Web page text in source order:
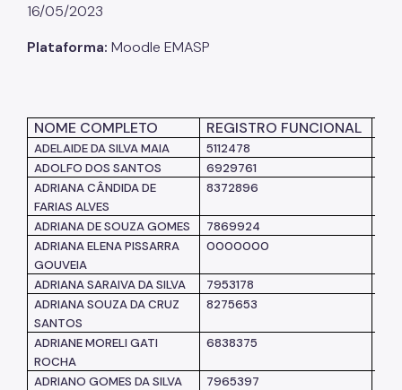
Dicas e Orientações
Solicitação de Turmas
Notícias
Colegiado das Escolas de Governo
16/05/2023
Plataforma: Moodle EMASP
NOME COMPLETO REGISTRO FUNCIONAL
ADELAIDE DA SILVA MAIA 5112478
ADOLFO DOS SANTOS
6929761
ADRIANA CÂNDIDA DE
FARIAS ALVES
8372896
ADRIANA DE SOUZA GOMES 7869924
ADRIANA ELENA PISSARRA
GOUVEIA
0000000
ADRIANA SARAIVA DA SILVA 7953178
ADRIANA SOUZA DA CRUZ
SANTOS
8275653
ADRIANE MORELI GATI
ROCHA
6838375
ADRIANO GOMES DA SILVA 7965397